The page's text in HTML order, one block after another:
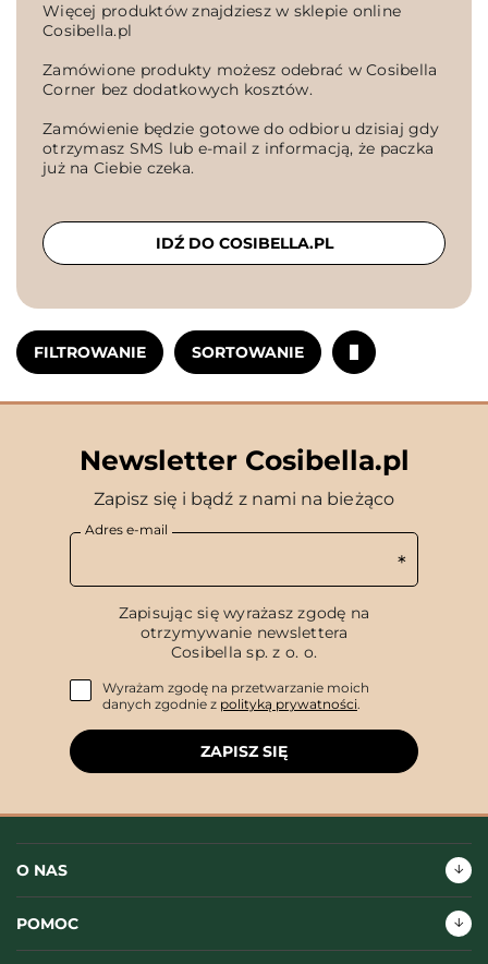
FILTROWANIE SORTOWANIE
Więcej produktów znajdziesz w sklepie online
Cosibella.pl
Zamówione produkty możesz odebrać w Cosibella
Corner bez dodatkowych kosztów.
Zamówienie będzie gotowe do odbioru dzisiaj gdy
otrzymasz SMS lub e-mail z informacją, że paczka
już na Ciebie czeka.
IDŹ DO COSIBELLA.PL
Newsletter Cosibella.pl
Zapisz się i bądź z nami na bieżąco
Adres e-mail
Zapisując się wyrażasz zgodę na
otrzymywanie newslettera
Cosibella sp. z o. o.
Wyrażam zgodę na przetwarzanie moich
danych zgodnie z polityką prywatności.
ZAPISZ SIĘ
O NAS
POMOC